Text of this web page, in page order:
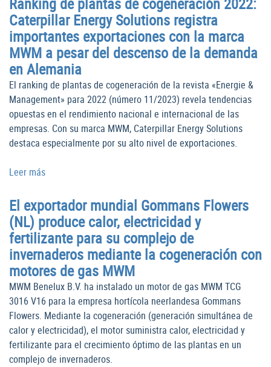
Caterpillar Energy Solutions registra
importantes exportaciones con la marca
MWM a pesar del descenso de la demanda
en Alemania
El ranking de plantas de cogeneración de la revista «Energie &
Management» para 2022 (número 11/2023) revela tendencias
opuestas en el rendimiento nacional e internacional de las
empresas. Con su marca MWM, Caterpillar Energy Solutions
destaca especialmente por su alto nivel de exportaciones.
Leer más
El exportador mundial Gommans Flowers
(NL) produce calor, electricidad y
fertilizante para su complejo de
invernaderos mediante la cogeneración con
motores de gas MWM
MWM Benelux B.V. ha instalado un motor de gas MWM TCG
3016 V16 para la empresa hortícola neerlandesa Gommans
Flowers. Mediante la cogeneración (generación simultánea de
calor y electricidad), el motor suministra calor, electricidad y
fertilizante para el crecimiento óptimo de las plantas en un
complejo de invernaderos.